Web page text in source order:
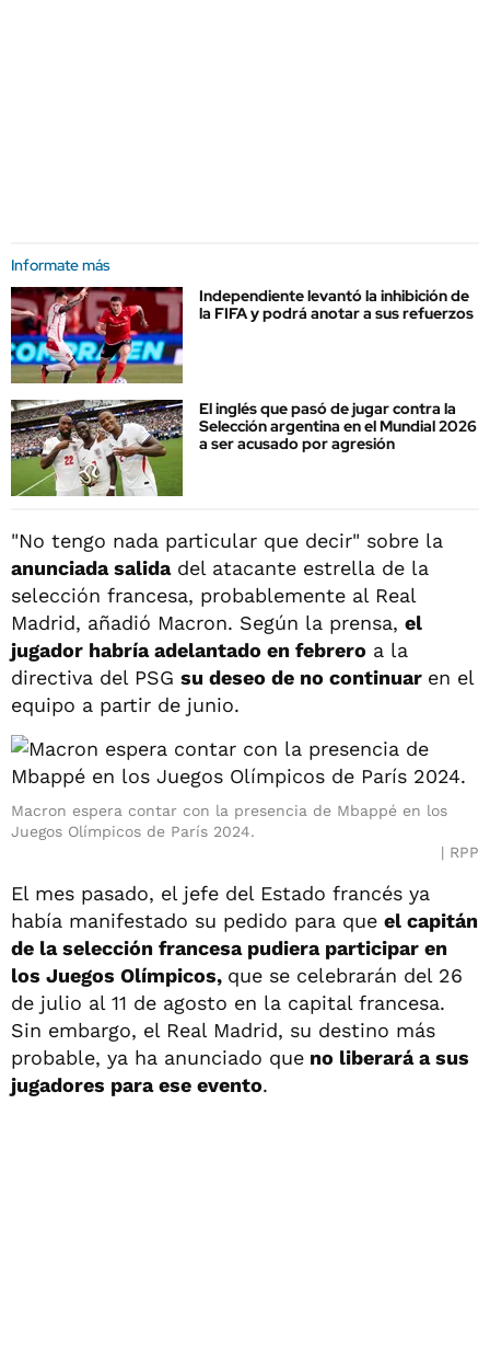
Informate más
Independiente levantó la inhibición de
la FIFA y podrá anotar a sus refuerzos
El inglés que pasó de jugar contra la
Selección argentina en el Mundial 2026
a ser acusado por agresión
"No tengo nada particular que decir" sobre la
anunciada salidadel atacante estrella de la
selección francesa, probablemente al Real
Madrid, añadió Macron. Según la prensa, el
jugador habría adelantado en febrero a la
directiva del PSG su deseo de no continuar en el
equipo a partir de junio.
Macron espera contar con la presencia de Mbappé en los
Juegos Olímpicos de París 2024.
RPP
El mes pasado, el jefe del Estado francés ya
había manifestado su pedido para que el capitán
de la selección francesa pudiera participar en
los Juegos Olímpicos, que se celebrarán del 26
de julio al 11 de agosto en la capital francesa.
Sin embargo, el Real Madrid, su destino más
probable, ya ha anunciado que no liberará a sus
jugadores para ese evento.